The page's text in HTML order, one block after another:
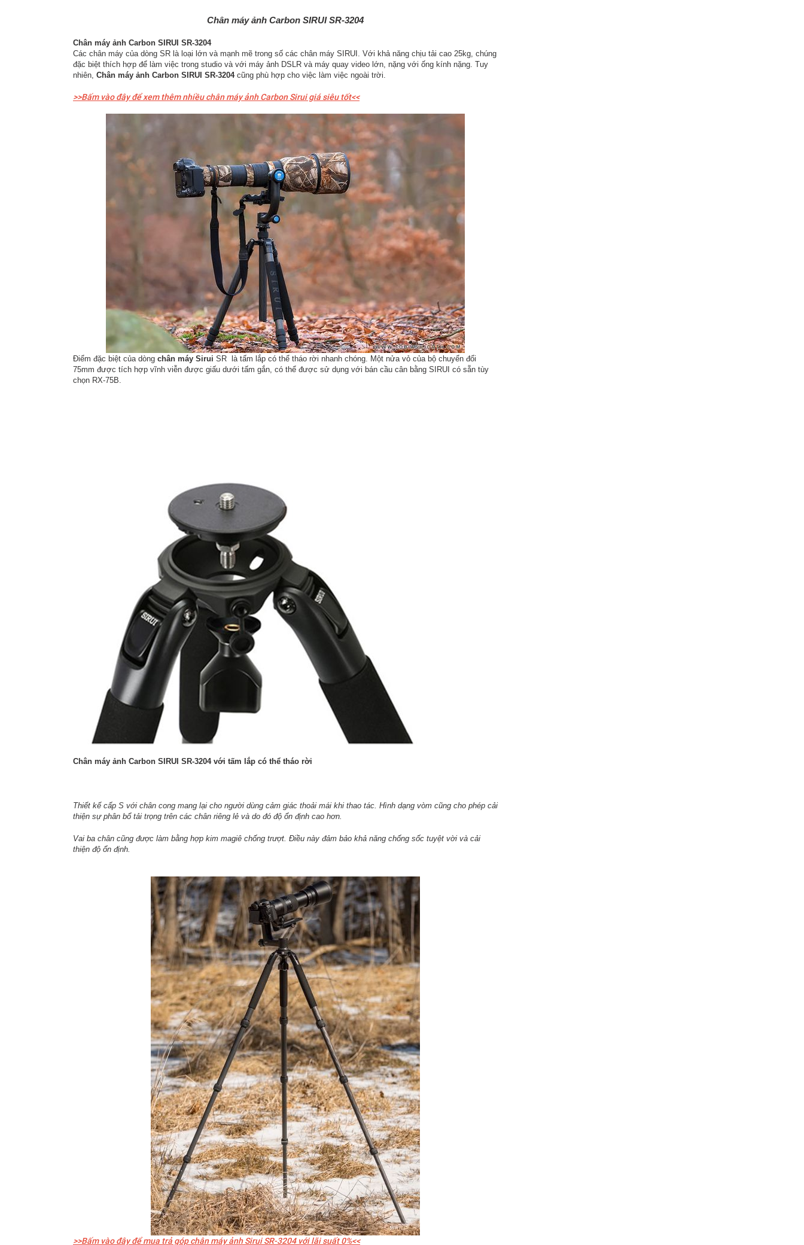
Chân máy ảnh Carbon SIRUI SR-3204
Chân máy ảnh Carbon SIRUI SR-3204
Các chân máy của dòng SR là loại lớn và mạnh mẽ trong số các chân máy SIRUI. Với khả năng chịu tải cao 25kg, chúng
đặc biệt thích hợp để làm việc trong studio và với máy ảnh DSLR và máy quay video lớn, nặng với ống kính nặng. Tuy
nhiên, Chân máy ảnh Carbon SIRUI SR-3204 cũng phù hợp cho việc làm việc ngoài trời.
>>Bấm vào đây để xem thêm nhiều chân máy ảnh Carbon Sirui giá siêu tốt<<
Điểm đặc biệt của dòng chân máy Sirui SR là tấm lắp có thể tháo rời nhanh chóng. Một nửa vỏ của bộ chuyển đổi
75mm được tích hợp vĩnh viễn được giấu dưới tấm gắn, có thể được sử dụng với bán cầu cân bằng SIRUI có sẵn tùy
chọn RX-75B.
Chân máy ảnh Carbon SIRUI SR-3204 với tấm lắp có thể tháo rời
Thiết kế cấp S với chân cong mang lại cho người dùng cảm giác thoải mái khi thao tác. Hình dạng vòm cũng cho phép cải
thiện sự phân bổ tải trọng trên các chân riêng lẻ và do đó độ ổn định cao hơn.
Vai ba chân cũng được làm bằng hợp kim magiê chống trượt. Điều này đảm bảo khả năng chống sốc tuyệt vời và cải
thiện độ ổn định.
>>Bấm vào đây để mua trả góp chân máy ảnh Sirui SR-3204 với lãi suất 0%<<